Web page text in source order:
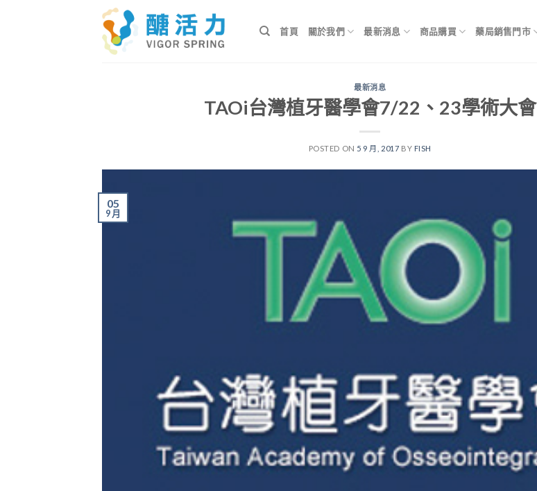
首頁 關於我們 最新消息 商品購買 藥局銷售門市
最新消息
TAOi台灣植牙醫學會7/22、23學術大會
POSTED ON 5 9 月, 2017 BY FISH
05
9 月